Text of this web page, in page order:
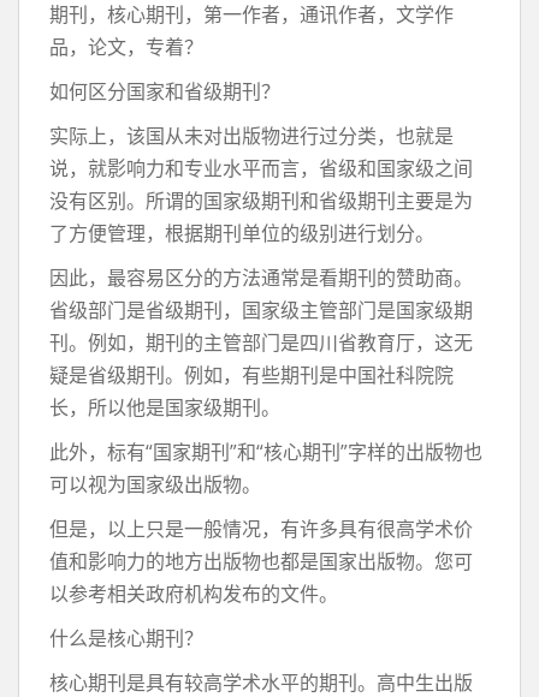
期刊，核心期刊，第一作者，通讯作者，文学作
品，论文，专着？
如何区分国家和省级期刊？
实际上，该国从未对出版物进行过分类，也就是
说，就影响力和专业水平而言，省级和国家级之间
没有区别。所谓的国家级期刊和省级期刊主要是为
了方便管理，根据期刊单位的级别进行划分。
因此，最容易区分的方法通常是看期刊的赞助商。
省级部门是省级期刊，国家级主管部门是国家级期
刊。例如，期刊的主管部门是四川省教育厅，这无
疑是省级期刊。例如，有些期刊是中国社科院院
长，所以他是国家级期刊。
此外，标有“国家期刊”和“核心期刊”字样的出版物也
可以视为国家级出版物。
但是，以上只是一般情况，有许多具有很高学术价
值和影响力的地方出版物也都是国家出版物。您可
以参考相关政府机构发布的文件。
什么是核心期刊？
核心期刊是具有较高学术水平的期刊。高中生出版